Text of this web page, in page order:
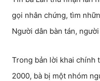
gọi nhân chứng, tìm
Người dân bàn tán,
Trong bản lời khai chính
2000, bà bị một nhóm